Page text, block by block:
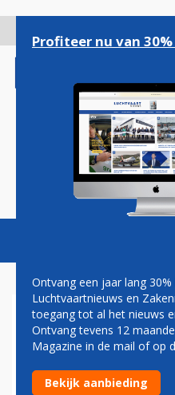
gaan
Magazine
HOGE
OVER
VRIJLATING
Profiteer nu van
Ontvang een jaar lang
Luchtvaartnieuws en
toegang tot al het nieuws
Ontvang tevens 12
Magazine in de mail of op
Bekijk aanbieding